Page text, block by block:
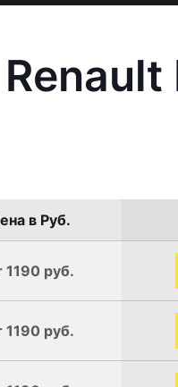
в Руб.
1190 руб.
1190 руб.